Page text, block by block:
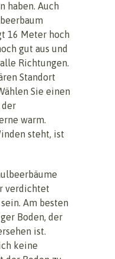
haben. Auch
16 Meter hoch
gut aus und
Richtungen.
Standort
Sie einen
der
warm.
steht, ist
verdichtet
Am besten
Boden, der
ist.
keine